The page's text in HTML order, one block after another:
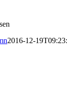
2016-12-